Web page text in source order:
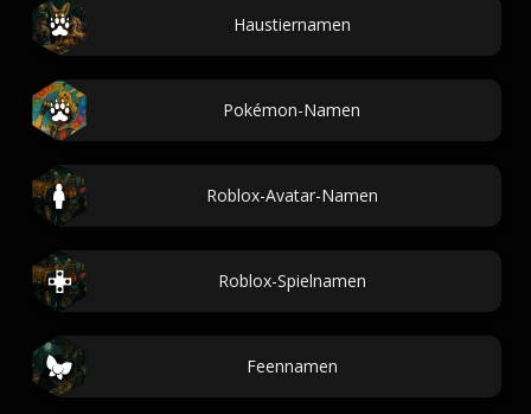
Haustiernamen
Pokémon-Namen
Roblox-Avatar-Namen
Roblox-Spielnamen
Feennamen